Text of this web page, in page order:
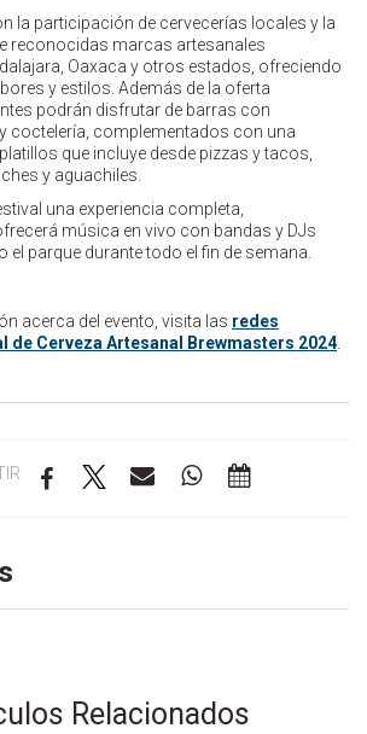
la participación de cervecerías locales y la
reconocidas marcas artesanales
Oaxaca y otros estados, ofreciendo
y estilos. Además de la oferta
podrán disfrutar de barras con
coctelería, complementados con una
que incluye desde pizzas y tacos,
y aguachiles.
una experiencia completa,
música en vivo con bandas y DJs
el parque durante todo el fin de semana.
acerca del evento, visita las redes
de Cerveza Artesanal Brewmasters 2024.
Relacionados